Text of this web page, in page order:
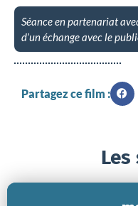
Séance en partenariat
d’un échange avec le
Partagez ce film :
Les